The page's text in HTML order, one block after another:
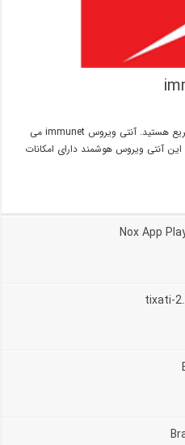
اگر به دنبال یک آنتی ویروس هوشمند و سریع هستید. آنتی ویروس immunet می
این آنتی ویروس هوشمند دارای امکانات